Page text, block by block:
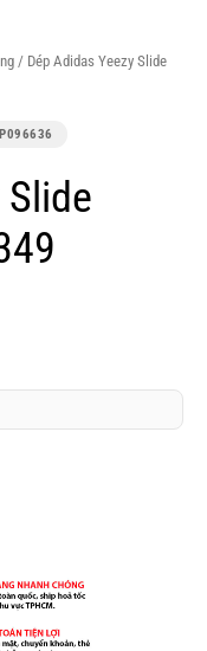
/ Dép Adidas Yeezy Slide